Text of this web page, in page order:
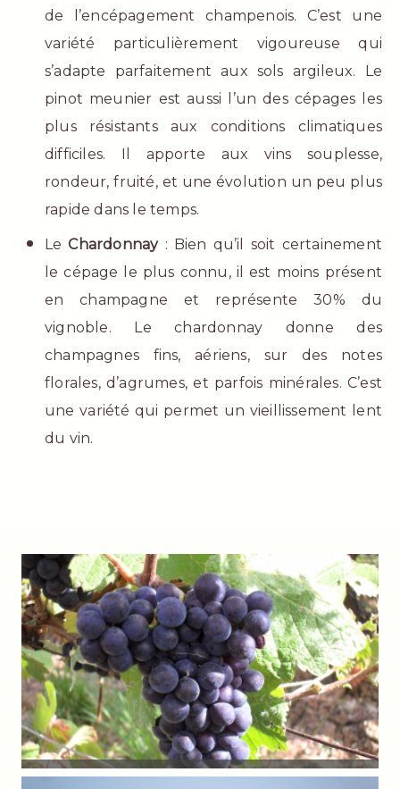
de l’encépagement champenois. C’est une
variété particulièrement vigoureuse qui
s’adapte parfaitement aux sols argileux. Le
pinot meunier est aussi l’un des cépages les
plus résistants aux conditions climatiques
difficiles. Il apporte aux vins souplesse,
rondeur, fruité, et une évolution un peu plus
rapide dans le temps.
LeChardonnay: Bien qu’il soit certainement
le cépage le plus connu, il est moins présent
en champagne et représente 30% du
vignoble. Le chardonnay donne des
champagnes fins, aériens, sur des notes
florales, d’agrumes, et parfois minérales. C’est
une variété qui permet un vieillissement lent
du vin.